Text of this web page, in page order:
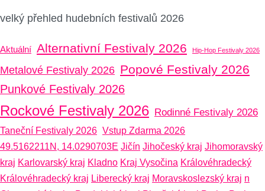
velký přehled hudebních festivalů 2026
Aktuální Alternativní Festivaly 2026 Hip-Hop Festivaly 2026
Metalové Festivaly 2026 Popové Festivaly 2026
Punkové Festivaly 2026
Rockové Festivaly 2026 Rodinné Festivaly 2026
Taneční Festivaly 2026 Vstup Zdarma 2026
49.5162211N, 14.0290703E Jičín Jihočeský kraj Jihomoravský
kraj Karlovarský kraj Kladno Kraj Vysočina Královéhradecký
Královéhradecký kraj Liberecký kraj Moravskoslezský kraj n